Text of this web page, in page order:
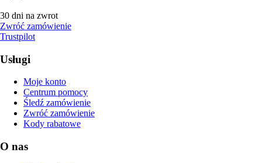
30 dni na zwrot
Zwróć zamówienie
Trustpilot
Usługi
Moje konto
Centrum pomocy
Śledź zamówienie
Zwróć zamówienie
Kody rabatowe
O nas